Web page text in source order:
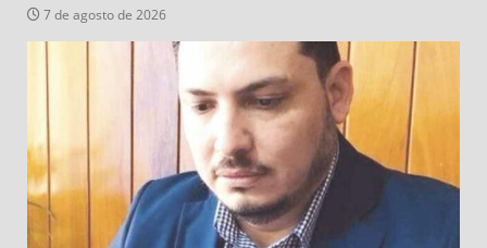
7 de agosto de 2026